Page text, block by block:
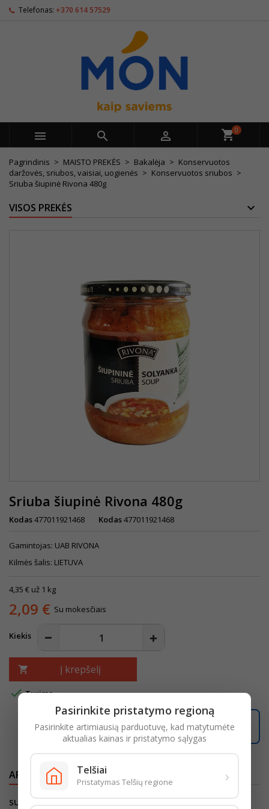
Telefonas: +370 614 57529
   0
Pagrindinis MAISTO PREKĖS Bakalėja
Konservuotos
daržovės, sriubos, vaisiai, uogienės
Konservuotos sriubos
Sriuba šiupinė Rivona 480g
VISOS PREKĖS
Sriuba šiupinė Rivona 480g
Kodas477011921468 Kodas477011921468
Gamintojas: UAB RIVONA
Kilmės šalis: LIETUVA
4,35 € už 1 kg
2,09 € Su mokesčiais
Kiekis
 Į krepšelį
Turime
Užsisakę šiandien, pristatysime per 2 darbo dienas
APRAŠYMAS IŠSAMI PREKĖS INFORMACIJA
SUDEDAMOSIOS
Pasirinkite pristatymo regioną
Pasirinkite artimiausią parduotuvę, kad matytumėte
aktualias kainas ir pristatymo sąlygas
Telšiai
Pristatymas Telšių regione ›